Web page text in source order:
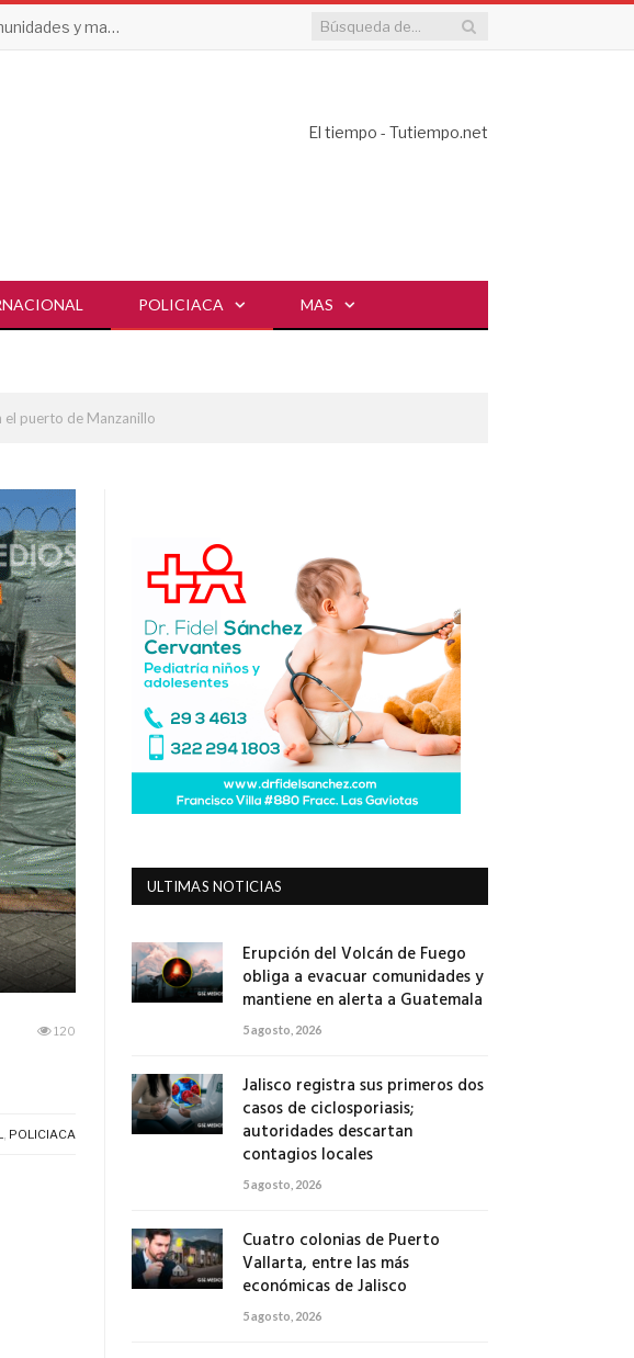
Erupción del Volcán de Fuego obliga a evacuar comunidades y mantiene en alerta a Guatemala
El tiempo - Tutiempo.net
POLICIACA MAS
el puerto de Manzanillo
120
, POLICIACA
ULTIMAS NOTICIAS
Erupción del Volcán de Fuego
obliga a evacuar comunidades y
mantiene en alerta a Guatemala
5 agosto, 2026
Jalisco registra sus primeros dos
casos de ciclosporiasis;
autoridades descartan
contagios locales
5 agosto, 2026
Cuatro colonias de Puerto
Vallarta, entre las más
económicas de Jalisco
5 agosto, 2026